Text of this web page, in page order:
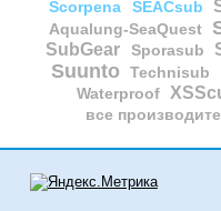
Scorpena
SEACsub
Aqualung-SeaQuest
SubGear Sporasub
Suunto Technisub
Waterproof
все